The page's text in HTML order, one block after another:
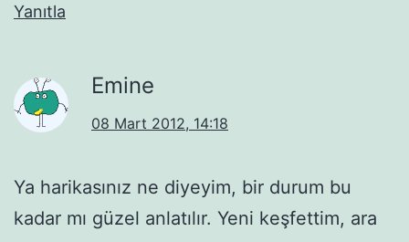
Yanıtla
Emine
08 Mart 2012, 14:18
Ya harikasınız ne diyeyim, bir durum bu
kadar mı güzel anlatılır. Yeni keşfettim, ara